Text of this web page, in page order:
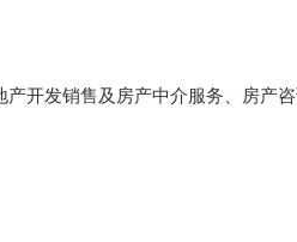
开发销售及房产中介服务、房产